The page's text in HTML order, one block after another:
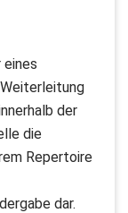
eines
der
die
Repertoire
dar.